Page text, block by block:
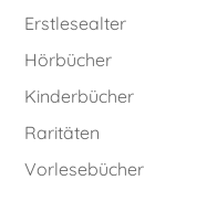
Erstlesealter
Hörbücher
Kinderbücher
Raritäten
Vorlesebücher